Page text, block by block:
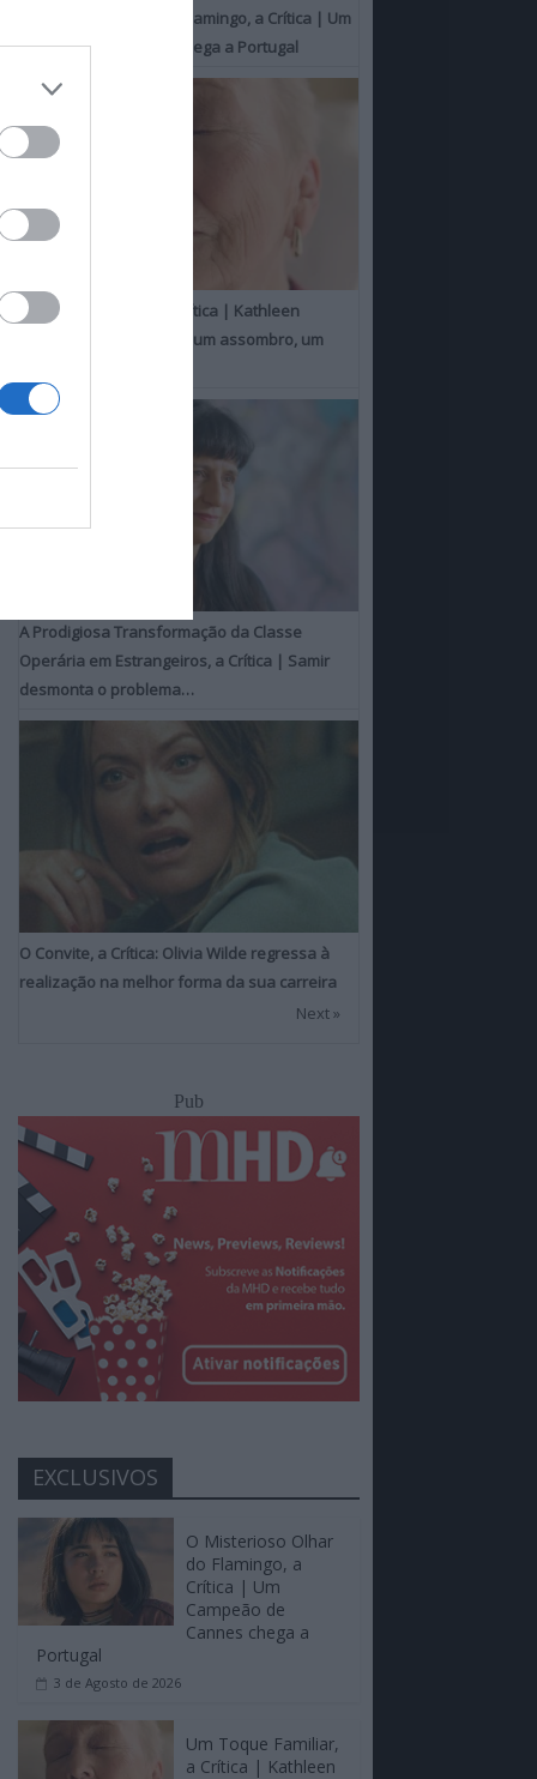
O Misterioso Olhar do Flamingo, a Crítica | Um
Campeão de Cannes chega a Portugal
Um Toque Familiar, a Crítica | Kathleen
Chalfant é um espanto, um assombro, um
A Prodigiosa Transformação da Classe
Operária em Estrangeiros, a Crítica | Samir
desmonta o problema…
O Convite, a Crítica: Olivia Wilde regressa à
realização na melhor forma da sua carreira
Next »
Pub
EXCLUSIVOS
O Misterioso Olhar
do Flamingo, a
Crítica | Um
Campeão de
Cannes chega a
Portugal
3 de Agosto de 2026
Um Toque Familiar,
a Crítica | Kathleen